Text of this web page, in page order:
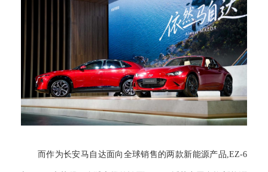
而作为长安马自达面向全球销售的两款新能源产品,EZ-6